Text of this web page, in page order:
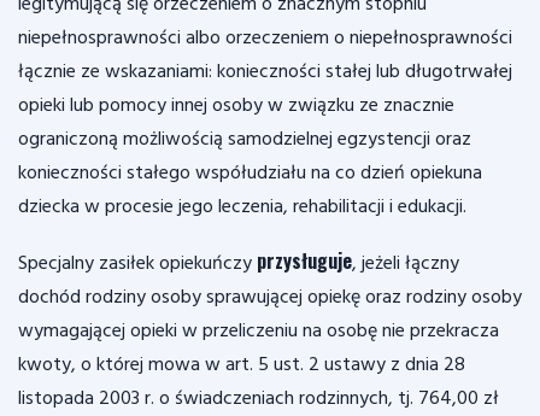
niepełnosprawności albo orzeczeniem o niepełnosprawności
łącznie ze wskazaniami: konieczności stałej lub długotrwałej
opieki lub pomocy innej osoby w związku ze znacznie
ograniczoną możliwością samodzielnej egzystencji oraz
konieczności stałego współudziału na co dzień opiekuna
dziecka w procesie jego leczenia, rehabilitacji i edukacji.
Specjalny zasiłek opiekuńczy przysługuje, jeżeli łączny
dochód rodziny osoby sprawującej opiekę oraz rodziny osoby
wymagającej opieki w przeliczeniu na osobę nie przekracza
kwoty, o której mowa w art. 5 ust. 2 ustawy z dnia 28
listopada 2003 r. o świadczeniach rodzinnych, tj. 764,00 zł